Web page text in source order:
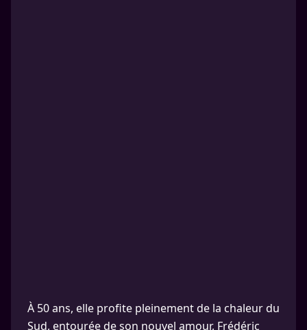
À 50 ans, elle profite pleinement de la chaleur du
Sud, entourée de son nouvel amour, Frédéric